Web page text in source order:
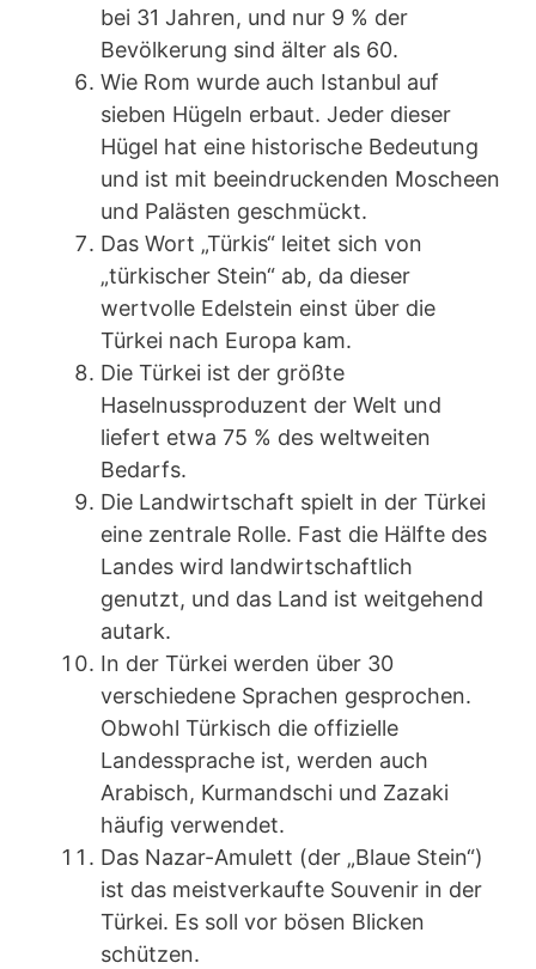
bei 31 Jahren, und nur 9 % der
Bevölkerung sind älter als 60.
Wie Rom wurde auch Istanbul auf
sieben Hügeln erbaut. Jeder dieser
Hügel hat eine historische Bedeutung
und ist mit beeindruckenden Moscheen
und Palästen geschmückt.
Das Wort „Türkis“ leitet sich von
„türkischer Stein“ ab, da dieser
wertvolle Edelstein einst über die
Türkei nach Europa kam.
Die Türkei ist der größte
Haselnussproduzent der Welt und
liefert etwa 75 % des weltweiten
Bedarfs.
Die Landwirtschaft spielt in der Türkei
eine zentrale Rolle. Fast die Hälfte des
Landes wird landwirtschaftlich
genutzt, und das Land ist weitgehend
autark.
In der Türkei werden über 30
verschiedene Sprachen gesprochen.
Obwohl Türkisch die offizielle
Landessprache ist, werden auch
Arabisch, Kurmandschi und Zazaki
häufig verwendet.
Das Nazar-Amulett (der „Blaue Stein“)
ist das meistverkaufte Souvenir in der
Türkei. Es soll vor bösen Blicken
schützen.